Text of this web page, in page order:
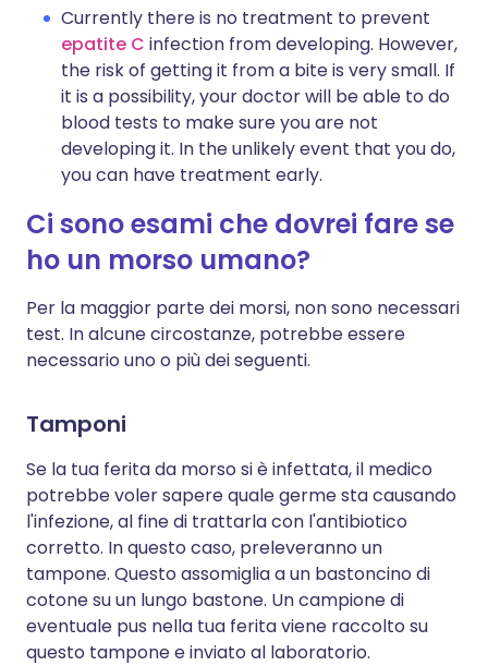
Currently there is no treatment to prevent
epatite C infection from developing. However,
the risk of getting it from a bite is very small. If
it is a possibility, your doctor will be able to do
blood tests to make sure you are not
developing it. In the unlikely event that you do,
you can have treatment early.
Ci sono esami che dovrei fare se
ho un morso umano?
Per la maggior parte dei morsi, non sono necessari
test. In alcune circostanze, potrebbe essere
necessario uno o più dei seguenti.
Tamponi
Se la tua ferita da morso si è infettata, il medico
potrebbe voler sapere quale germe sta causando
l'infezione, al fine di trattarla con l'antibiotico
corretto. In questo caso, preleveranno un
tampone. Questo assomiglia a un bastoncino di
cotone su un lungo bastone. Un campione di
eventuale pus nella tua ferita viene raccolto su
questo tampone e inviato al laboratorio.